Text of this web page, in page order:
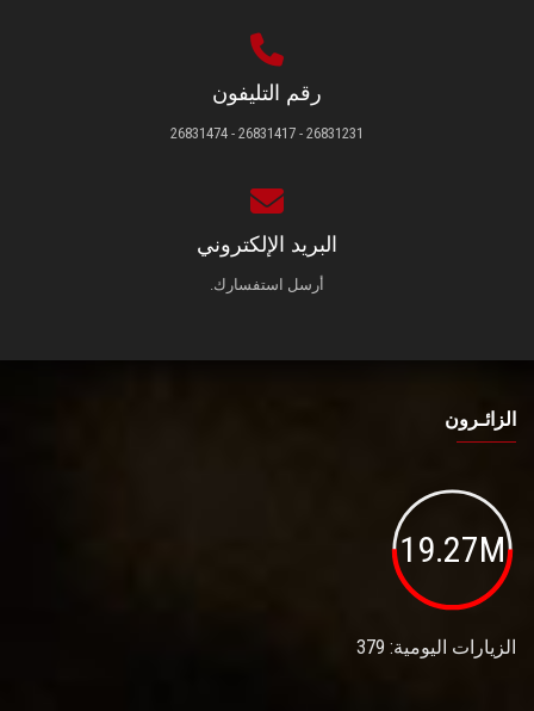
رقم التليفون
26831231 - 26831417 - 26831474
البريد الإلكتروني
أرسل استفسارك.
الزائـرون
19.27M
الزيارات اليومية: 379